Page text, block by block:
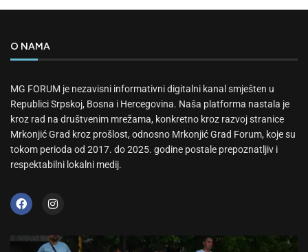
O NAMA
MG FORUM je nezavisni informativni digitalni kanal smješten u
Republici Srpskoj, Bosna i Hercegovina. Naša platforma nastala je
kroz rad na društvenim mrežama, konkretno kroz razvoj stranice
Mrkonjić Grad kroz prošlost, odnosno Mrkonjić Grad Forum, koje su
tokom perioda od 2017. do 2025. godine postale prepoznatljiv i
respektabilni lokalni medij.